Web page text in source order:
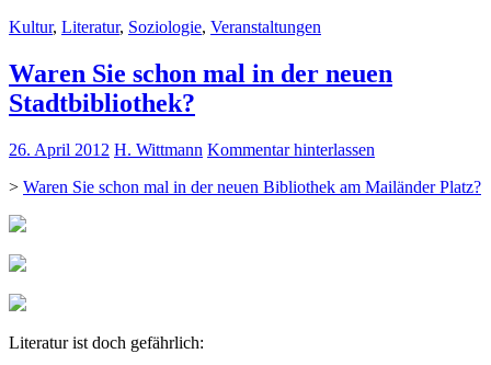
Kultur, Literatur, Soziologie, Veranstaltungen
Waren Sie schon mal in der neuen
Stadtbibliothek?
26. April 2012 H. Wittmann Kommentar hinterlassen
> Waren Sie schon mal in der neuen Bibliothek am Mailänder Platz?
Literatur ist doch gefährlich: